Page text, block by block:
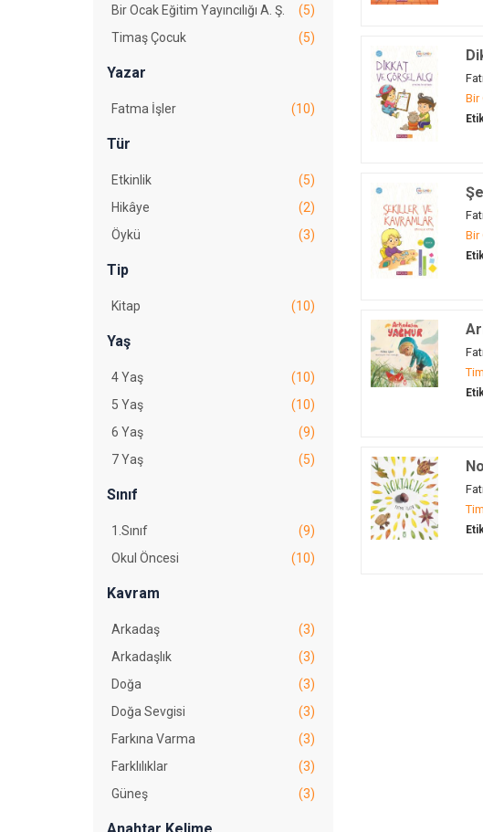
Bir Ocak Eğitim Yayıncılığı A. Ş.
(5)
Timaş Çocuk
(5)
Yazar
Fatma İşler (10)
Tür
Etkinlik
(5)
Hikâye
(2)
Öykü
(3)
Tip
Kitap (10)
Yaş
4 Yaş
(10)
5 Yaş
(10)
6 Yaş
(9)
7 Yaş
(5)
Sınıf
1.Sınıf
(9)
Okul Öncesi
(10)
Kavram
Arkadaş
(3)
Arkadaşlık
(3)
Doğa
(3)
Doğa Sevgisi
(3)
Farkına Varma
(3)
Farklılıklar
(3)
Güneş
(3)
Bir
Bir